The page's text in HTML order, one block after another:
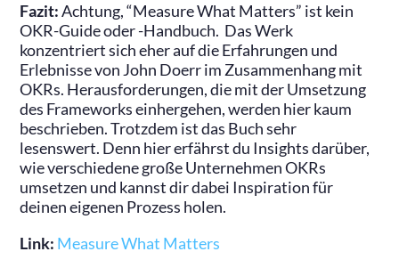
Fazit:Achtung, “Measure What Matters” ist kein
OKR-Guide oder -Handbuch. Das Werk
konzentriert sich eher auf die Erfahrungen und
Erlebnisse von John Doerr im Zusammenhang mit
OKRs. Herausforderungen, die mit der Umsetzung
des Frameworks einhergehen, werden hier kaum
beschrieben. Trotzdem ist das Buch sehr
lesenswert. Denn hier erfährst du Insights darüber,
wie verschiedene große Unternehmen OKRs
umsetzen und kannst dir dabei Inspiration für
deinen eigenen Prozess holen.
Link: Measure What Matters